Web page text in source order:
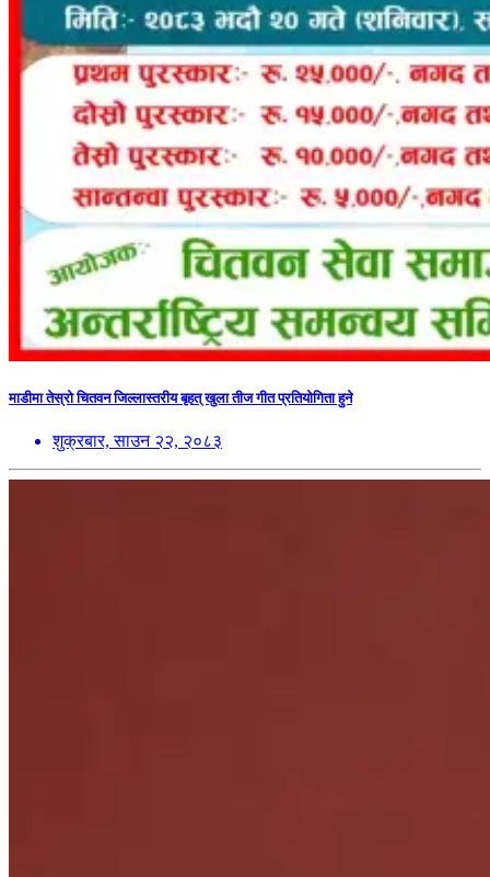
माडीमा तेस्रो चितवन जिल्लास्तरीय बृहत् खुला तीज गीत प्रतियोगिता हुने
शुक्रबार, साउन २२, २०८३